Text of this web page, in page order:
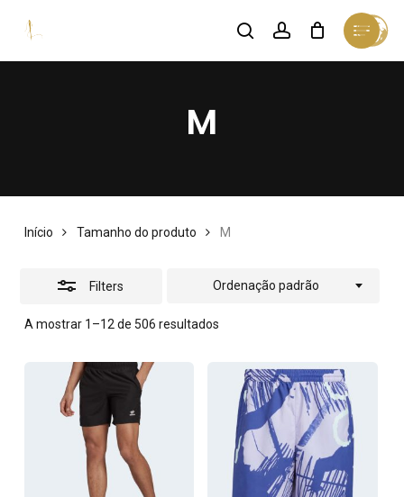
searchaccount
Menu
Close
Cart
M
Início Tamanho do produto M
Filters
A mostrar 1–12 de 506 resultados
Ordenação padrão
Close
Close